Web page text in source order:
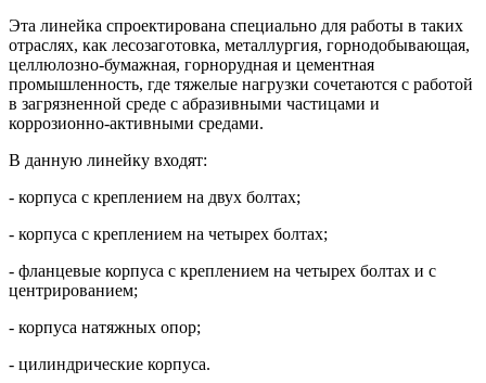
Эта линейка спроектирована специально для работы в таких
отраслях, как лесозаготовка, металлургия, горнодобывающая,
целлюлозно-бумажная, горнорудная и цементная
промышленность, где тяжелые нагрузки сочетаются с работой
в загрязненной среде с абразивными частицами и
коррозионно-активными средами.
В данную линейку входят:
- корпуса с креплением на двух болтах;
- корпуса с креплением на четырех болтах;
- фланцевые корпуса с креплением на четырех болтах и с
центрированием;
- корпуса натяжных опор;
- цилиндрические корпуса.